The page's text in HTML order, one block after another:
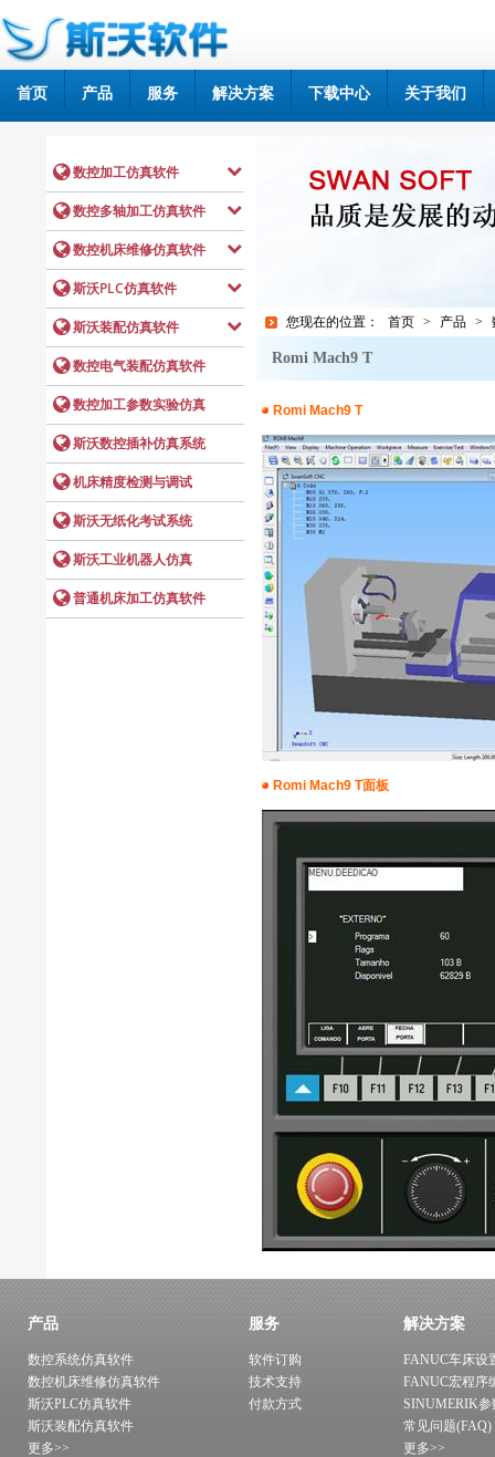
首页 产品 服务 解决方案 下载中心 关于我们
您现在的位置： 首页 > 产品 >
Romi Mach9 T
Romi Mach9 T
Romi Mach9 T面板
产品
数控系统仿真软件
数控机床维修仿真软件
斯沃PLC仿真软件
斯沃装配仿真软件
更多>>
服务
软件订购
技术支持
付款方式
解决方案
FANUC车床设
FANUC宏程序
SINUMERIK参
常见问题(FAQ)
更多>>